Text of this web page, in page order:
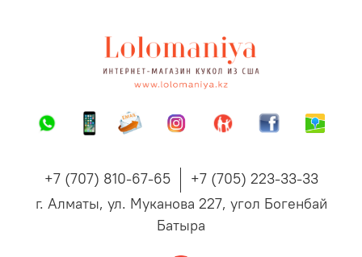
+7 (707) 810-67-65
+7 (705) 223-33-33
г. Алматы, ул. Муканова 227, угол Богенбай
Батыра